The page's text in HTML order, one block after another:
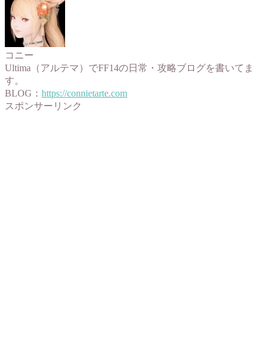
コニー
Ultima（アルテマ）でFF14の日常・攻略ブログを書いてま
す。
BLOG： https://connietarte.com
スポンサーリンク